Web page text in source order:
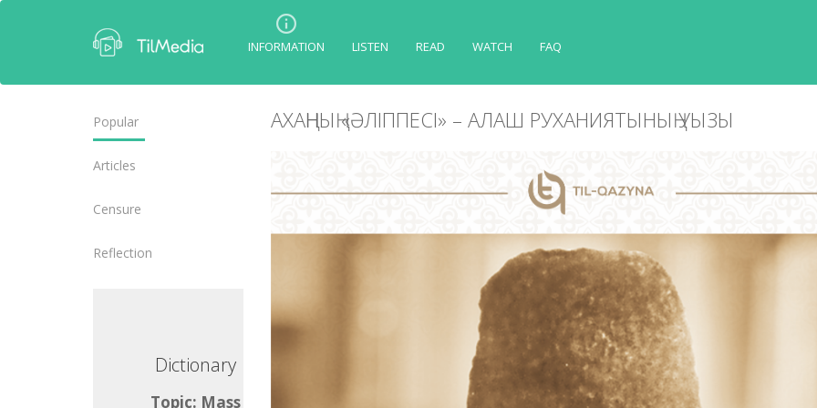
INFORMATION LISTEN READ WATCH FAQ
Popular
Articles
Censure
Reflection
Dictionary
Topic: Mass
АХАҢНЫҢ «ӘЛІППЕСІ» – АЛАШ РУХАНИЯТЫНЫҢ УЫЗЫ